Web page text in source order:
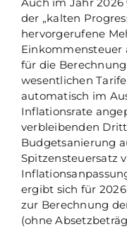
der „kalten
hervorgerufene
Einkommensteuer
für die
wesentlichen
automatisch im
Inflationsrate
verbleibenden
Budgetsanierung
Spitzensteuersatz
ergibt sich für
zur Berechnung
(ohne